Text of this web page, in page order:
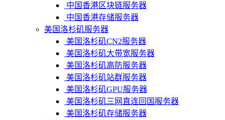
中国香港区块链服务器
中国香港存储服务器
美国洛杉矶服务器
美国洛杉矶CN2服务器
美国洛杉矶大带宽服务器
美国洛杉矶高防服务器
美国洛杉矶站群服务器
美国洛杉矶GPU服务器
美国洛杉矶三网直连回国服务器
美国洛杉矶存储服务器